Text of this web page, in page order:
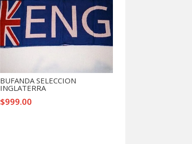
BUFANDA SELECCION
INGLATERRA
$999.00